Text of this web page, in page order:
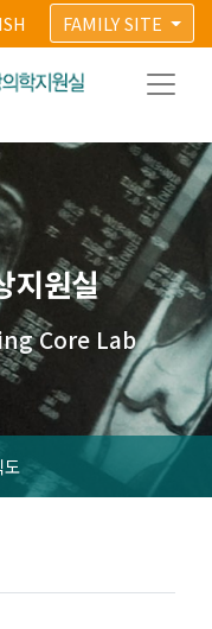
FAMILY SITE
지원실
Core Lab
도